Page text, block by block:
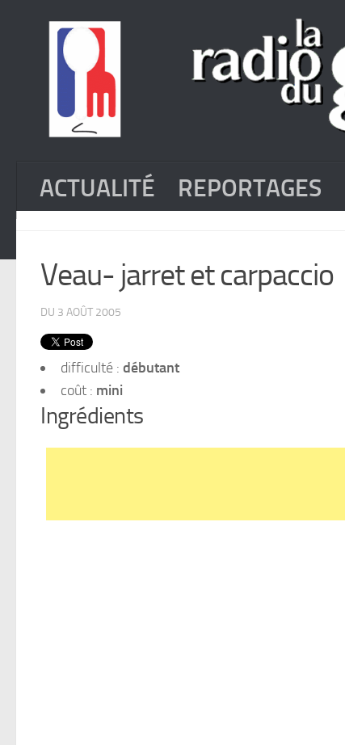
ACTUALITÉ REPORTAGES
Veau- jarret et carpaccio
DU 3 AOÛT 2005
difficulté : débutant
coût : mini
Ingrédients